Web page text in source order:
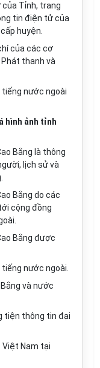
Tỉnh, trang
tin điện tử của
huyện.
của các cơ
thanh và
nước ngoài
hình ảnh tỉnh
Bằng à thông
lịch sử và
Bằng do các
cộng đồng
Bằng được
nước ngoài.
ằng và nước
tiện thông tin đại
Việt Nam tại